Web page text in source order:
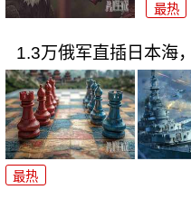
最热
1.3万俄军直插日本海
最热